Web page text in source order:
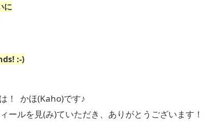
に
:-)
！ かほ(Kaho)です♪
ールを見(み)ていただき、ありがとうございます！